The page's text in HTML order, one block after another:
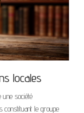
locales
une société
constituant le groupe